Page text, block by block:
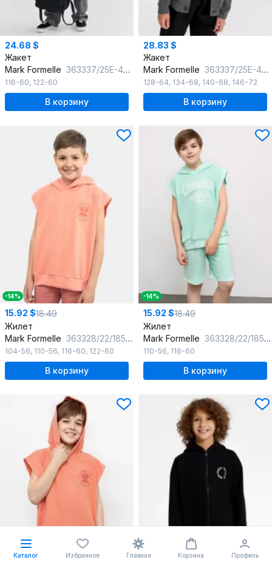
24.68 $
Жакет
Mark Formelle 363337/25Е-43783П-4 елочка_черно_серая
116-60, 122-60
В корзину
28.83 $
Жакет
Mark Formelle 363337/25Е-43784П-4 елочка_серая
128-64, 134-68, 140-68, 146-72
В корзину
-14%
15.92 $18.49
Жилет
Mark Formelle 363328/22/18544П-7 оранжевый_печать_1_сл_на_пол
104-56, 110-56, 116-60, 122-60
В корзину
-14%
15.92 $18.49
Жилет
Mark Formelle 363328/22/18544П-7 ментол_печать_1_сл_на_пол
110-56, 116-60
В корзину
Каталог Избранное Главная Корзина Профиль